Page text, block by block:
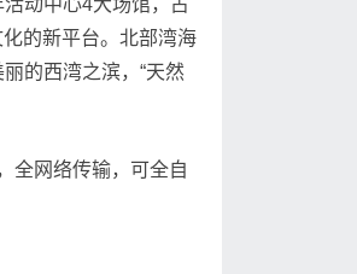
动中心4大场馆，占
的新平台。北部湾海
的西湾之滨，“天然
全网络传输，可全自